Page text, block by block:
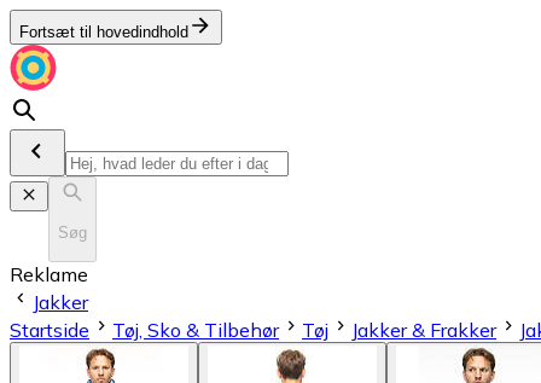
Fortsæt til hovedindhold
Søg
Reklame
Jakker
Startside
Tøj, Sko & Tilbehør Tøj Jakker & Frakker